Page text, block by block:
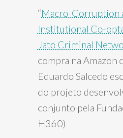
“Macro-Corruption
Institutional Co-
Jato Criminal
compra na Amazon
Eduardo Salcedo
do projeto
conjunto pela
H360)